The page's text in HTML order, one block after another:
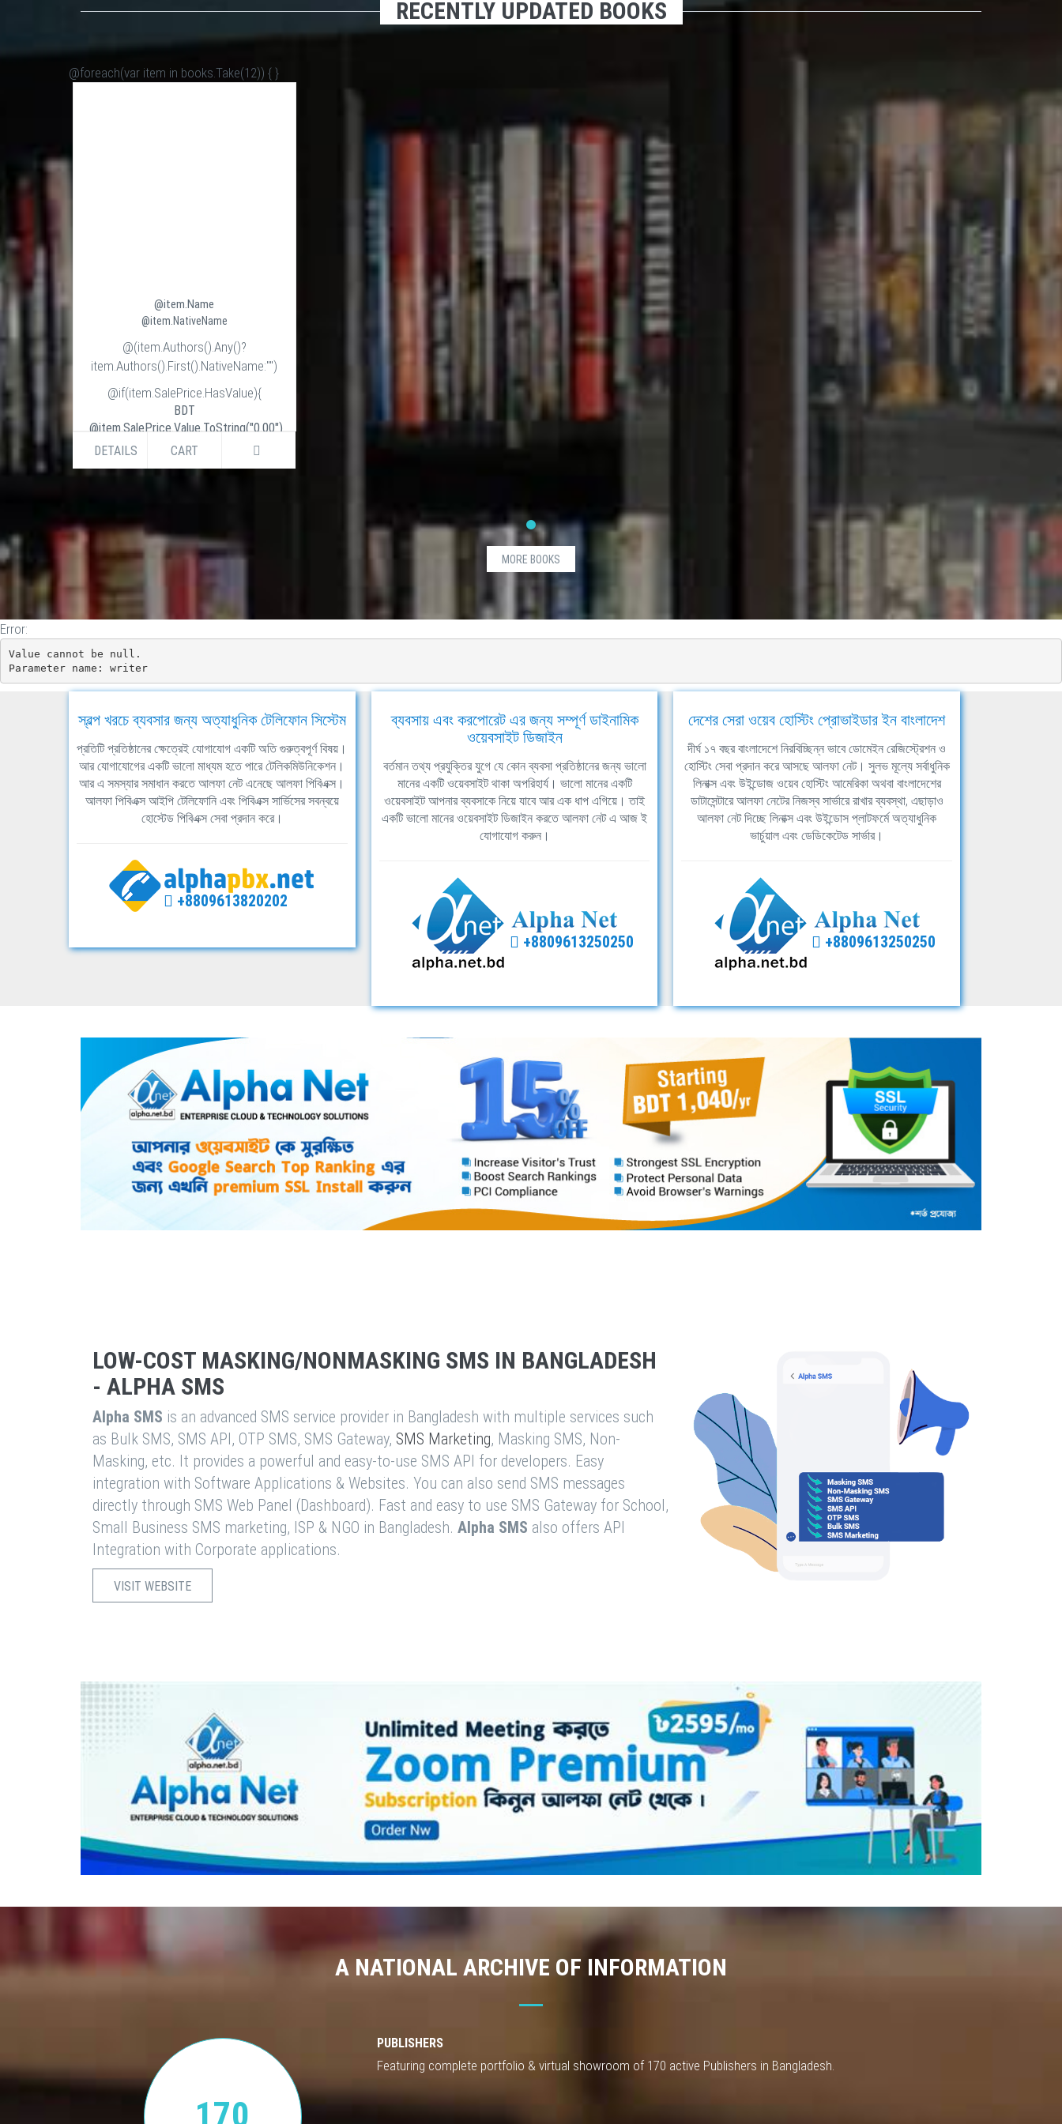
RECENTLY UPDATED BOOKS
@foreach(var item in books.Take(12)) { }
@item.Name
@item.NativeName
@(item.Authors().Any()?
item.Authors().First().NativeName:"")
@if(item.SalePrice.HasValue){
BDT
@item.SalePrice.Value.ToString("0.00")
BDT
}
DETAILS CART
MORE BOOKS
Error:
Value cannot be null.
Parameter name: writer
স্বল্প খরচে ব্যবসার জন্য অত্যাধুনিক টেলিফোন সিস্টেম
প্রতিটি প্রতিষ্ঠানের ক্ষেত্রেই যোগাযোগ একটি অতি গুরুত্বপূর্ণ বিষয়।
আর যোগাযোগের একটি ভালো মাধ্যম হতে পারে টেলিকমিউনিকেশন।
আর এ সমস্যার সমাধান করতে আলফা নেট এনেছে আলফা পিবিএক্স।
আলফা পিবিএক্স আইপি টেলিফোনি এবং পিবিএক্স সার্ভিসের সবন্বয়ে
হোস্টেড পিবিএক্স সেবা প্রদান করে।
+8809613820202
ব্যবসায় এবং করপোরেট এর জন্য সম্পূর্ণ ডাইনামিক
ওয়েবসাইট ডিজাইন
বর্তমান তথ্য প্রযুক্তির যুগে যে কোন ব্যবসা প্রতিষ্ঠানের জন্য ভালো
মানের একটি ওয়েবসাইট থাকা অপরিহার্য। ভালো মানের একটি
ওয়েবসাইট আপনার ব্যবসাকে নিয়ে যাবে আর এক ধাপ এগিয়ে। তাই
একটি ভালো মানের ওয়েবসাইট ডিজাইন করতে আলফা নেট এ আজ ই
যোগাযোগ করুন।
+8809613250250
দেশের সেরা ওয়েব হোস্টিং প্রোভাইডার ইন বাংলাদেশ
দীর্ঘ ১৭ বছর বাংলাদেশে নিরবিচ্ছিন্ন ভাবে ডোমেইন রেজিস্ট্রেশন ও
হোস্টিং সেবা প্রদান করে আসছে আলফা নেট। সুলভ মূল্যে সর্বাধুনিক
লিনাক্স এবং উইন্ডোজ ওয়েব হোস্টিং আমেরিকা অথবা বাংলাদেশের
ডাটাসেন্টারে আলফা নেটের নিজস্ব সার্ভারে রাখার ব্যবস্থা, এছাড়াও
আলফা নেট দিচ্ছে লিনাক্স এবং উইন্ডোস প্লাটফর্মে অত্যাধুনিক
ভার্চুয়াল এবং ডেডিকেটেড সার্ভার।
+8809613250250
LOW-COST MASKING/NONMASKING SMS IN BANGLADESH
- ALPHA SMS
Alpha SMS is an advanced SMS service provider in Bangladesh with multiple services such
as Bulk SMS, SMS API, OTP SMS, SMS Gateway, SMS Marketing, Masking SMS, Non-
Masking, etc. It provides a powerful and easy-to-use SMS API for developers. Easy
integration with Software Applications & Websites. You can also send SMS messages
directly through SMS Web Panel (Dashboard). Fast and easy to use SMS Gateway for School,
Small Business SMS marketing, ISP & NGO in Bangladesh. Alpha SMS also offers API
Integration with Corporate applications.
VISIT WEBSITE
A NATIONAL ARCHIVE OF INFORMATION
170
PUBLISHERS
Featuring complete portfolio & virtual showroom of 170 active Publishers in Bangladesh.